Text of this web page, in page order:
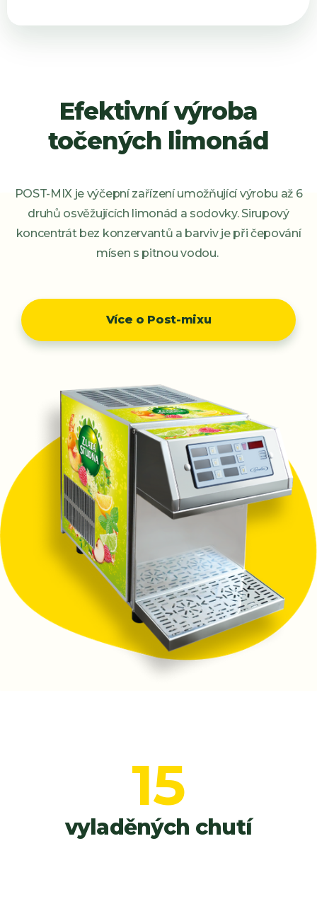
Efektivní výroba
točených limonád
POST-MIX je výčepní zařízení umožňující výrobu až 6
druhů osvěžujících limonád a sodovky. Sirupový
koncentrát bez konzervantů a barviv je při čepování
mísen s pitnou vodou.
Více o Post-mixu
15
vyladěných chutí